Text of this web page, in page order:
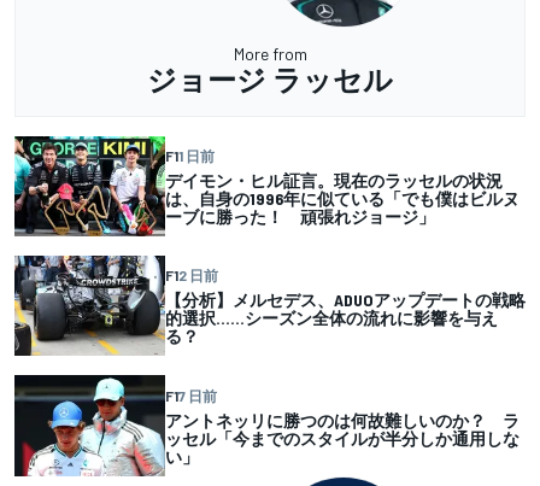
More from
ジョージ ラッセル
F11 日前
デイモン・ヒル証言。現在のラッセルの状況
は、自身の1996年に似ている「でも僕はビルヌ
ーブに勝った！ 頑張れジョージ」
F12 日前
【分析】メルセデス、ADUOアップデートの戦略
的選択……シーズン全体の流れに影響を与え
る？
F17 日前
アントネッリに勝つのは何故難しいのか？ ラ
ッセル「今までのスタイルが半分しか通用しな
い」